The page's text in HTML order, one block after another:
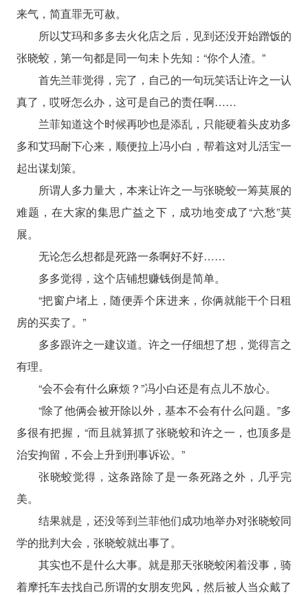
来气，简直罪无可赦。
所以艾玛和多多去火化店之后，见到还没开始蹭饭的
张晓蛟，第一句都是同一句未卜先知：“你个人渣。”
首先兰菲觉得，完了，自己的一句玩笑话让许之一认
真了，哎呀怎么办，这可是自己的责任啊……
兰菲知道这个时候再吵也是添乱，只能硬着头皮劝多
多和艾玛耐下心来，顺便拉上冯小白，帮着这对儿活宝一
起出谋划策。
所谓人多力量大，本来让许之一与张晓蛟一筹莫展的
难题，在大家的集思广益之下，成功地变成了“六愁”莫
展。
无论怎么想都是死路一条啊好不好……
多多觉得，这个店铺想赚钱倒是简单。
“把窗户堵上，随便弄个床进来，你俩就能干个日租
房的买卖了。”
多多跟许之一建议道。许之一仔细想了想，觉得言之
有理。
“会不会有什么麻烦？”冯小白还是有点儿不放心。
“除了他俩会被开除以外，基本不会有什么问题。”多
多很有把握，“而且就算抓了张晓蛟和许之一，也顶多是
治安拘留，不会上升到刑事诉讼。”
张晓蛟觉得，这条路除了是一条死路之外，几乎完
美。
结果就是，还没等到兰菲他们成功地举办对张晓蛟同
学的批判大会，张晓蛟就出事了。
其实也不是什么大事。就是那天张晓蛟闲着没事，骑
着摩托车去找自己所谓的女朋友兜风，然后被人当众戴了